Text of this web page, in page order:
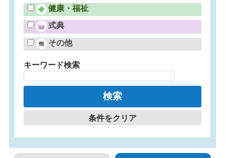
健康・福祉
式典
その他
キーワード検索
条件をクリア